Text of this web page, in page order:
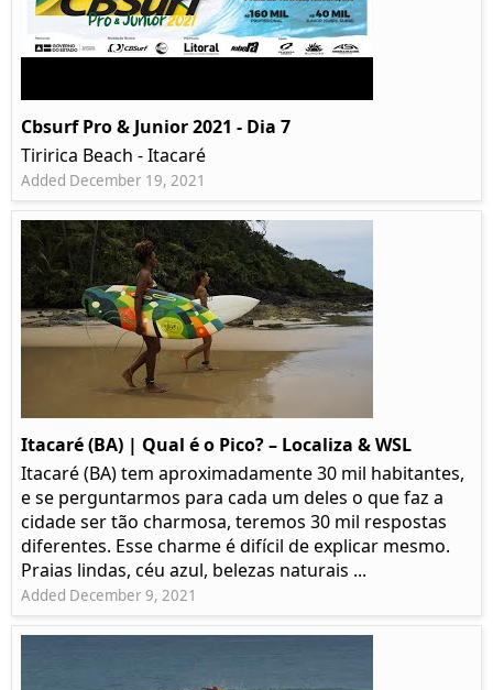
Cbsurf Pro & Junior 2021 - Dia 7
Tiririca Beach - Itacaré
Added December 19, 2021
Itacaré (BA) | Qual é o Pico? – Localiza & WSL​​
Itacaré (BA) tem aproximadamente 30 mil habitantes,
e se perguntarmos para cada um deles o que faz a
cidade ser tão charmosa, teremos 30 mil respostas
diferentes. Esse charme é difícil de explicar mesmo.
Praias lindas, céu azul, belezas naturais ...
Added December 9, 2021